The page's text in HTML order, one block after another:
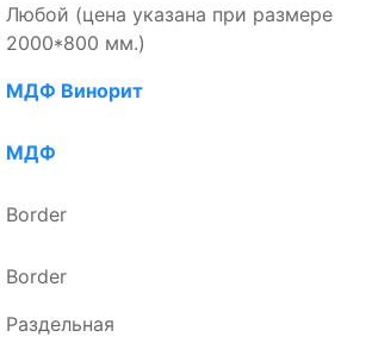
Любой (цена указана при размере
2000*800 мм.)
МДФ Винорит
МДФ
Border
Border
Раздельная